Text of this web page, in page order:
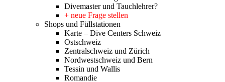
Divemaster und Tauchlehrer?
+ neue Frage stellen
Shops und Füllstationen
Karte – Dive Centers Schweiz
Ostschweiz
Zentralschweiz und Zürich
Nordwestschweiz und Bern
Tessin und Wallis
Romandie